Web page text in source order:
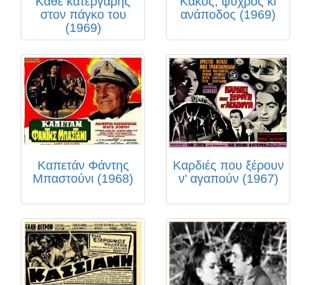
στον πάγκο του
(1969)
ανάποδος (1969)
Καπετάν Φάντης
Μπαστούνι (1968)
Καρδιές που ξέρουν
ν' αγαπούν (1967)